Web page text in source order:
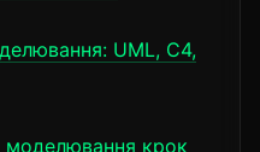
UML, C4,
крок